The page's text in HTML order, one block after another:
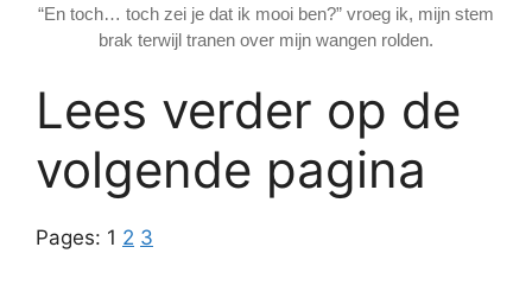
“En toch… toch zei je dat ik mooi ben?” vroeg ik, mijn stem
brak terwijl tranen over mijn wangen rolden.
Lees verder op de
volgende pagina
Pages: 1 2 3